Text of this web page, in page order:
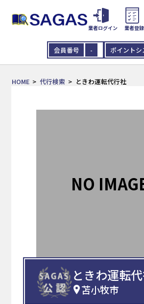
会員番号 - ポイントシ
業者ログイン 業者登録
HOME 代行検索 ときわ運転代行社
NO
ときわ運転
苫小牧市